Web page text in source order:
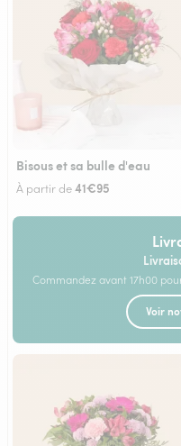
Bisous et sa bulle d'eau
À partir de41€95
Commandez avant 17h00
Voir